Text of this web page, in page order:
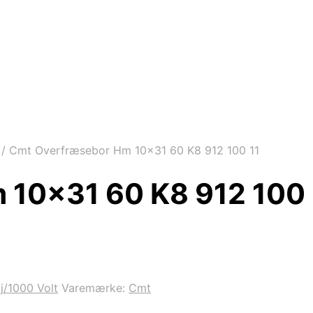
/ Cmt Overfræsebor Hm 10×31 60 K8 912 100 11
60 K8 912 100
1000 Volt Varemærke: Cmt